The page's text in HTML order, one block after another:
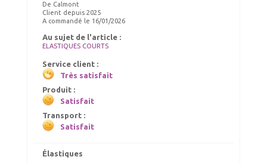
De Calmont
Client depuis 2025
A commandé le 16/01/2026
Au sujet de l'article :
ELASTIQUES COURTS
Service client :
Très satisfait
Produit :
Satisfait
Transport :
Satisfait
Élastiques